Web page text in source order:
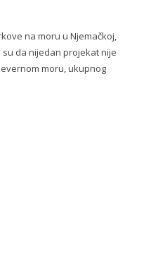
na moru u Njemačkoj,
da nijedan projekat nije
moru, ukupnog